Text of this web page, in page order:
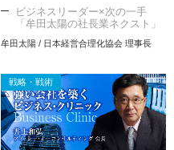
ビジネスリーダー×次の一手
「牟田太陽の社長業ネクスト」
牟田太陽 / 日本経営合理化協会 理事長
戦略・戦術